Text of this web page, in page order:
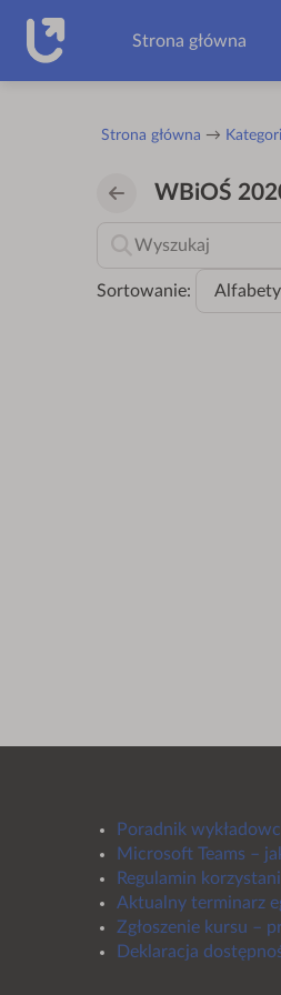
Strona główna
Strona główna
WBiOŚ
Sortowanie:
Poradnik
Microsoft Teams –
Regulamin
Aktualny terminarz
Zgłoszenie kursu –
Deklaracja